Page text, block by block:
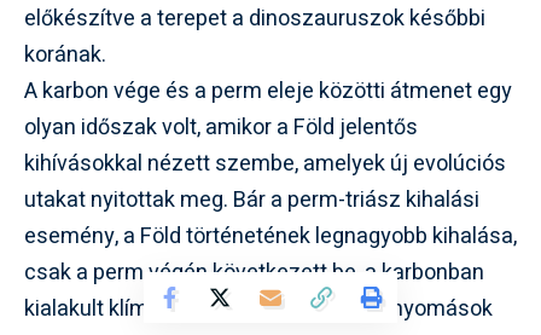
előkészítve a terepet a dinoszauruszok későbbi
korának.
A karbon vége és a perm eleje közötti átmenet egy
olyan időszak volt, amikor a Föld jelentős
kihívásokkal nézett szembe, amelyek új evolúciós
utakat nyitottak meg. Bár a perm-triász kihalási
esemény, a Föld történetének legnagyobb kihalása,
csak a perm végén következett be, a karbonban
kialakult klímaváltozások és ökológiai nyomások